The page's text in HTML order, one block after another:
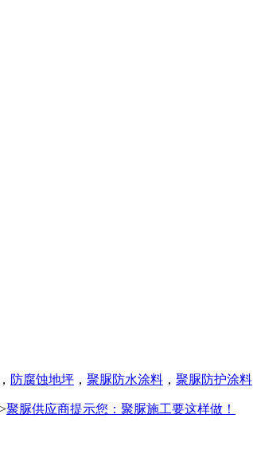
， 防腐蚀地坪 ， 聚脲防水涂料 ， 聚脲防护涂料
>聚脲供应商提示您：聚脲施工要这样做！